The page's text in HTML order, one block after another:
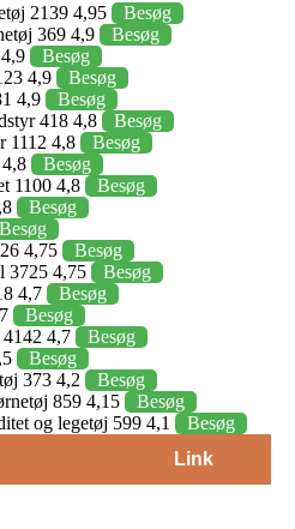
2139 4,95
Besøg
369 4,9
Besøg
Besøg
4,9
Besøg
4,9
Besøg
418 4,8
Besøg
1112 4,8
Besøg
Besøg
1100 4,8
Besøg
Besøg
Besøg
4,75
Besøg
3725 4,75
Besøg
4,7
Besøg
Besøg
4,7
Besøg
Besøg
373 4,2
Besøg
859 4,15
Besøg
og legetøj 599 4,1
Besøg
Link